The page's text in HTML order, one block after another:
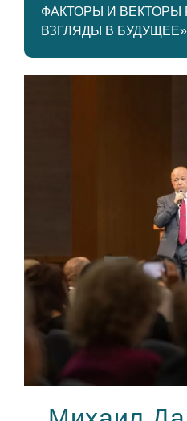
ФАКТОРЫ И ВЕКТОРЫ
ВЗГЛЯДЫ В БУДУЩЕЕ»